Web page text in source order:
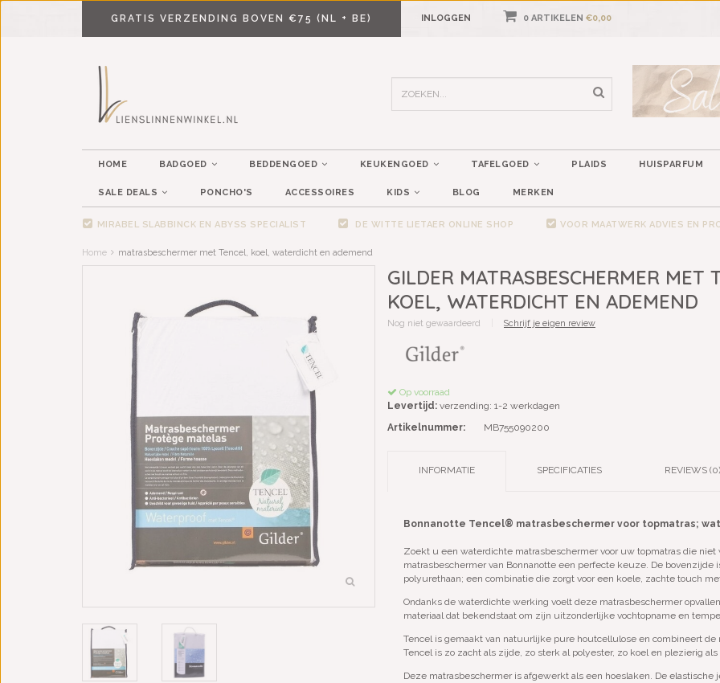
GRATIS VERZENDING BOVEN €75 (NL + BE) INLOGGEN 0 ARTIKELEN €0,00
HOME BADGOED BEDDENGOED KEUKENGOED TAFELGOED PLAIDS HUISPARFUM
SALE DEALS PONCHO'S ACCESSOIRES KIDS BLOG MERKEN
MIRABEL SLABBINCK EN ABYSS SPECIALIST DE WITTE LIETAER ONLINE SHOP VOOR MAATWERK ADVIES EN
Home matrasbeschermer met Tencel, koel, waterdicht en ademend
GILDER MATRASBESCHERMER MET
KOEL, WATERDICHT EN ADEMEND
Nog niet gewaardeerd Schrijf je eigen review
Op voorraad
Levertijd: verzending: 1-2 werkdagen
Artikelnummer:
MB755090200
INFORMATIE SPECIFICATIES REVIEWS (0)
Bonnanotte Tencel® matrasbeschermer voor topmatras;
Zoekt u een waterdichte matrasbeschermer voor uw topmatras die
matrasbeschermer van Bonnanotte een perfecte keuze. De bovenzijde
polyurethaan; een combinatie die zorgt voor een koele, zachte touch
Ondanks de waterdichte werking voelt deze matrasbeschermer
materiaal dat bekendstaat om zijn uitzonderlijke vochtopname en
Tencel is gemaakt van natuurlijke pure houtcellulose en combineert
Tencel is zo zacht als zijde, zo sterk al polyester, zo koel en plezierig
Deze matrasbeschermer is afgewerkt als een hoeslaken. De